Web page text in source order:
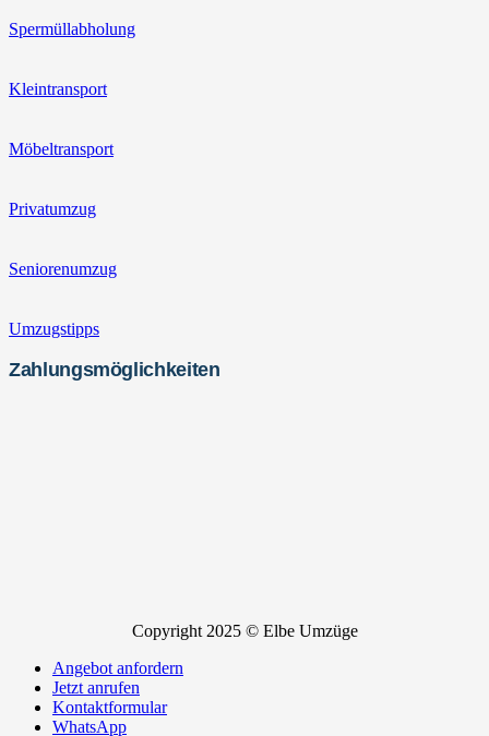
Spermüllabholung
Kleintransport
Möbeltransport
Privatumzug
Seniorenumzug
Umzugstipps
Zahlungsmöglichkeiten
Copyright 2025 © Elbe Umzüge
Angebot anfordern
Jetzt anrufen
Kontaktformular
WhatsApp